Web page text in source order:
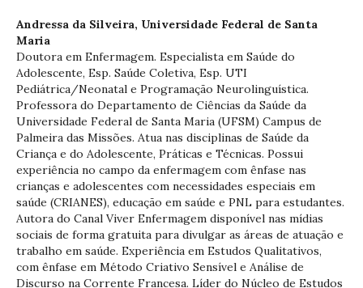
Andressa da Silveira, Universidade Federal de Santa
Maria
Doutora em Enfermagem. Especialista em Saúde do
Adolescente, Esp. Saúde Coletiva, Esp. UTI
Pediátrica/Neonatal e Programação Neurolinguística‎.
Professora do Departamento de Ciências da Saúde da
Universidade Federal de Santa Maria (UFSM) Campus de
Palmeira das Missões. Atua nas disciplinas de Saúde da
Criança e do Adolescente, Práticas e Técnicas. Possui
experiência no campo da enfermagem com ênfase nas
crianças e adolescentes com necessidades especiais em
saúde (CRIANES), educação em saúde e PNL para estudantes.
Autora do Canal Viver Enfermagem disponível nas mídias
sociais de forma gratuita para divulgar as áreas de atuação e
trabalho em saúde. Experiência em Estudos Qualitativos,
com ênfase em Método Criativo Sensível e Análise de
Discurso na Corrente Francesa. Líder do Núcleo de Estudos